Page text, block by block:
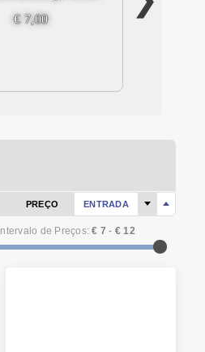
€ 7,00
PREÇO ENTRADA
Intervalo de Preços: € 7 - € 12